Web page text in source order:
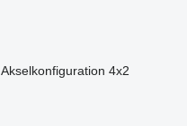
Akselkonfiguration 4x2